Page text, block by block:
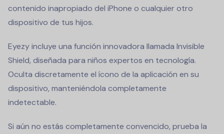
contenido inapropiado del iPhone o cualquier otro
dispositivo de tus hijos.
Eyezy incluye una función innovadora llamada Invisible
Shield, diseñada para niños expertos en tecnología.
Oculta discretamente el ícono de la aplicación en su
dispositivo, manteniéndola completamente
indetectable.
Si aún no estás completamente convencido, prueba la